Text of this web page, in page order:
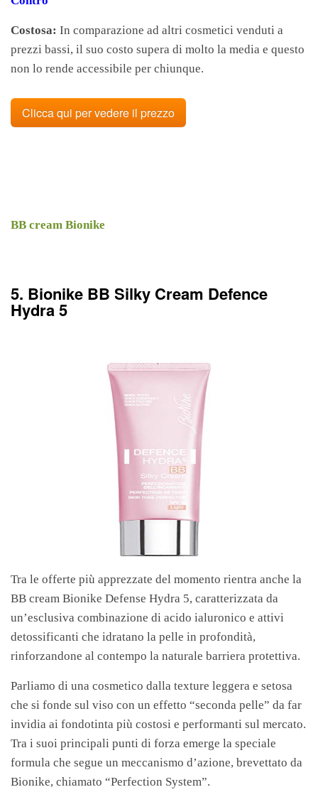
Costosa: In comparazione ad altri cosmetici venduti a
prezzi bassi, il suo costo supera di molto la media e questo
non lo rende accessibile per chiunque.
Clicca qui per vedere il prezzo
BB cream Bionike
5. Bionike BB Silky Cream Defence
Hydra 5
Tra le offerte più apprezzate del momento rientra anche la
BB cream Bionike Defense Hydra 5, caratterizzata da
un’esclusiva combinazione di acido ialuronico e attivi
detossificanti che idratano la pelle in profondità,
rinforzandone al contempo la naturale barriera protettiva.
Parliamo di una cosmetico dalla texture leggera e setosa
che si fonde sul viso con un effetto “seconda pelle” da far
invidia ai fondotinta più costosi e performanti sul mercato.
Tra i suoi principali punti di forza emerge la speciale
formula che segue un meccanismo d’azione, brevettato da
Bionike, chiamato “Perfection System”.